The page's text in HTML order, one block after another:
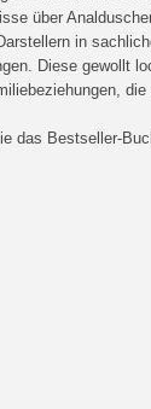
über
in
Diese gewollt
das Bestseller-